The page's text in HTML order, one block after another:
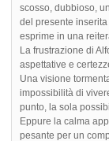
scosso, dubbioso,
del presente
esprime in una
La frustrazione di
aspettative e
Una visione
impossibilità di
punto, la sola
Eppure la calma
pesante per un